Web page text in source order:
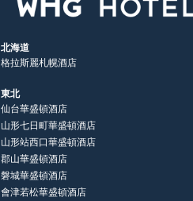
北海道
格拉斯麗札幌酒店
東北
仙台華盛頓酒店
山形七日町華盛頓酒店
山形站西口華盛頓酒店
郡山華盛頓酒店
磐城華盛頓酒店
會津若松華盛頓酒店